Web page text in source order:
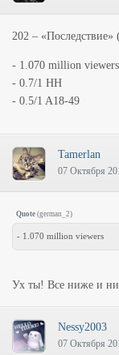
202 – «Последствие»
- 1.070 million viewers
- 0.7/1 HH
- 0.5/1 A18-49
Tamerlan
07 Октября
Quote (german_2)
- 1.070 million viewers
Ух ты! Все ниже и
Nessy2003
07 Октября